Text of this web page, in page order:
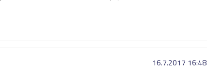
16.7.2017 16:48